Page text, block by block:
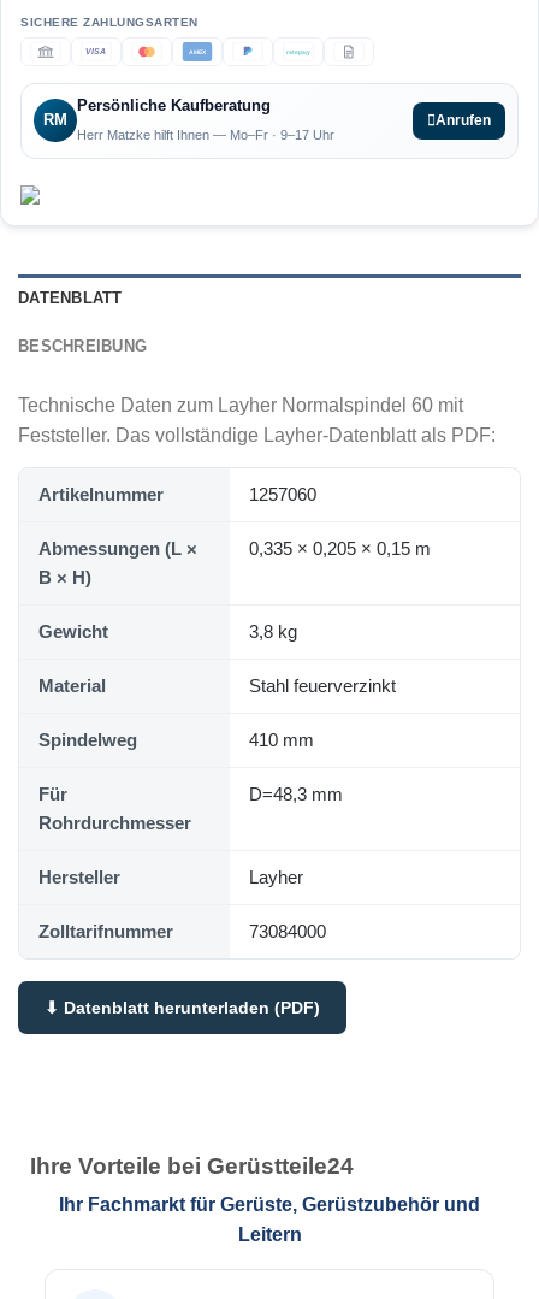
VISA AMEX ratepay
RM
Persönliche Kaufberatung
Herr Matzke hilft Ihnen — Mo–Fr · 9–17 Uhr
Anrufen
DATENBLATT
BESCHREIBUNG
Technische Daten zum Layher Normalspindel 60 mit
Feststeller. Das vollständige Layher-Datenblatt als PDF:
Artikelnummer 1257060
Abmessungen (L ×
B × H)
0,335 × 0,205 × 0,15 m
Gewicht 3,8 kg
Material Stahl feuerverzinkt
Spindelweg 410 mm
Für
Rohrdurchmesser
D=48,3 mm
Hersteller Layher
Zolltarifnummer 73084000
⬇ Datenblatt herunterladen (PDF)
Ihre Vorteile bei Gerüstteile24
Ihr Fachmarkt für Gerüste, Gerüstzubehör und
Leitern